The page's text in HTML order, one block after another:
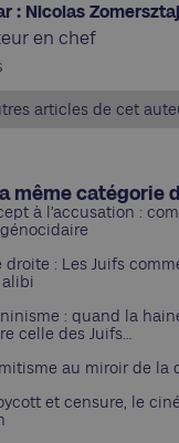
: Nicolas
en chef
articles de cet
même catégorie
à l’accusation :
droite : Les Juifs
: quand la
celle des Juifs…
au miroir de la
et censure, le